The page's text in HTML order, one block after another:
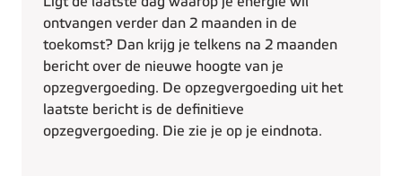
ontvangen verder dan 2 maanden in de
toekomst? Dan krijg je telkens na 2 maanden
bericht over de nieuwe hoogte van je
opzegvergoeding. De opzegvergoeding uit het
laatste bericht is de definitieve
opzegvergoeding. Die zie je op je eindnota.